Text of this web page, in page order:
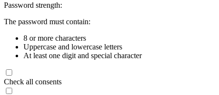
Password strength:
The password must contain:
8 or more characters
Uppercase and lowercase letters
At least one digit and special character
Check all consents